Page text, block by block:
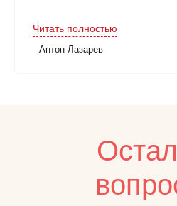
Читать полностью
Антон Лазарев